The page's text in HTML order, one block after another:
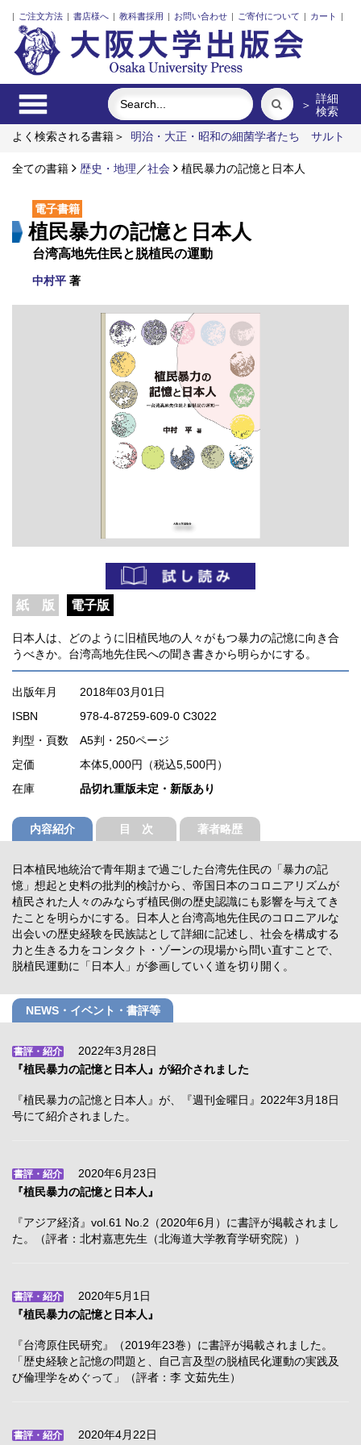
| ご注文方法 | 書店様へ | 教科書採用 | お問い合わせ | ご寄付について | カート |
＞ 詳細
検索
よく検索される書籍＞
明治・大正・昭和の細菌学者たち
サルト
海を渡った人形使節
近代日本の海外地理情報収集と初期外邦
全ての書籍 歴史・地理 ／社会 植民暴力の記憶と日本人
電子書籍
植民暴力の記憶と日本人
台湾高地先住民と脱植民の運動
中村平 著
紙 版 電子版
日本人は、どのように旧植民地の人々がもつ暴力の記憶に向き合
うべきか。台湾高地先住民への聞き書きから明らかにする。
出版年月
2018年03月01日
ISBN
978-4-87259-609-0 C3022
判型・頁数 A5判・250ページ
定価
本体5,000円（税込5,500円）
在庫
品切れ重版未定・新版あり
内容紹介 目 次 著者略歴
日本植民地統治で青年期まで過ごした台湾先住民の「暴力の記
憶」想起と史料の批判的検討から、帝国日本のコロニアリズムが
植民された人々のみならず植民側の歴史認識にも影響を与えてき
たことを明らかにする。日本人と台湾高地先住民のコロニアルな
出会いの歴史経験を民族誌として詳細に記述し、社会を構成する
力と生きる力をコンタクト・ゾーンの現場から問い直すことで、
脱植民運動に「日本人」が参画していく道を切り開く。
NEWS・イベント・書評等
書評・紹介
2022年3月28日
『植民暴力の記憶と日本人』が紹介されました
『植民暴力の記憶と日本人』が、『週刊金曜日』2022年3月18日
号にて紹介されました。
書評・紹介
2020年6月23日
『植民暴力の記憶と日本人』
『アジア経済』vol.61 No.2（2020年6月）に書評が掲載されまし
た。（評者：北村嘉恵先生（北海道大学教育学研究院））
書評・紹介
2020年5月1日
『植民暴力の記憶と日本人』
『台湾原住民研究』（2019年23巻）に書評が掲載されました。
「歴史経験と記憶の問題と、自己言及型の脱植民化運動の実践及
び倫理学をめぐって」（評者：李 文茹先生）
書評・紹介 2020年4月22日